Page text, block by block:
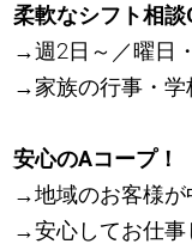
柔軟なシフト相談
→週2日～／曜日
→家族の行事・学
安心のAコープ！
→地域のお客様
→安心してお仕事